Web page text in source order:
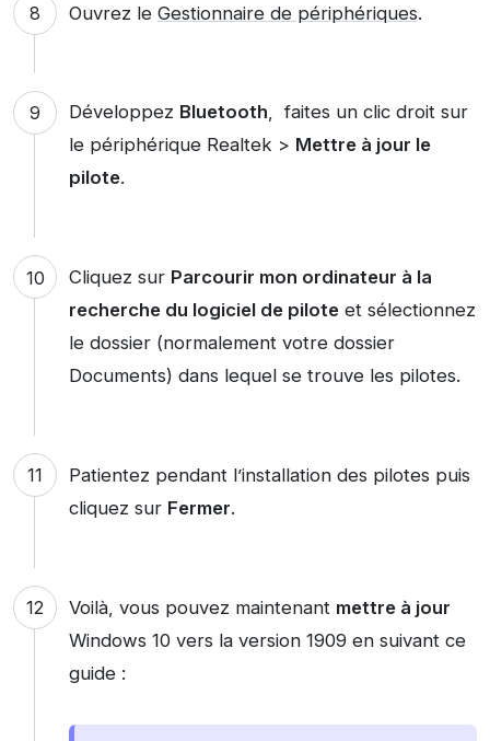
Ouvrez le Gestionnaire de périphériques.
Développez Bluetooth, faites un clic droit sur
le périphérique Realtek > Mettre à jour le
pilote.
Cliquez sur Parcourir mon ordinateur à la
recherche du logiciel de piloteet sélectionnez
le dossier (normalement votre dossier
Documents) dans lequel se trouve les pilotes.
Patientez pendant l’installation des pilotes puis
cliquez sur Fermer.
Voilà, vous pouvez maintenant mettre à jour
Windows 10 vers la version 1909 en suivant ce
guide :